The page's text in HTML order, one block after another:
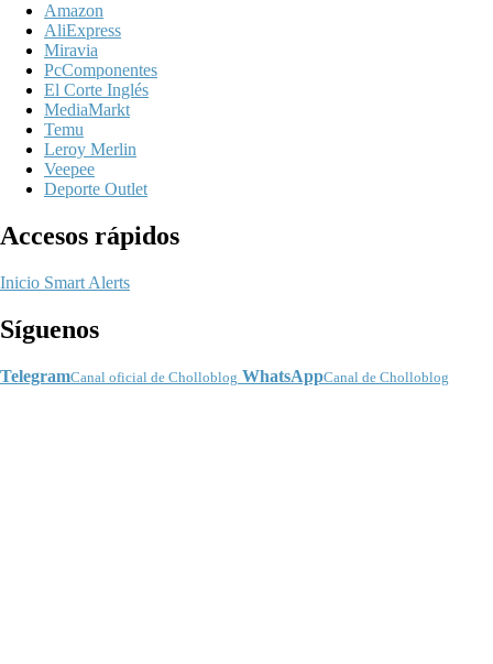
Amazon
AliExpress
Miravia
PcComponentes
El Corte Inglés
MediaMarkt
Temu
Leroy Merlin
Veepee
Deporte Outlet
Accesos rápidos
Inicio Smart Alerts
Síguenos
TelegramCanal oficial de Cholloblog WhatsAppCanal de Cholloblog